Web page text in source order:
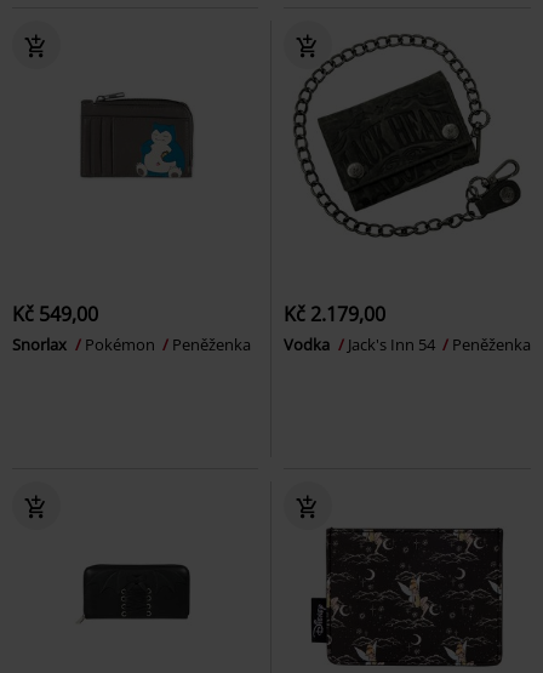
Kč 549,00
Snorlax Pokémon Peněženka
Kč 2.179,00
Vodka Jack's Inn 54 Peněženka